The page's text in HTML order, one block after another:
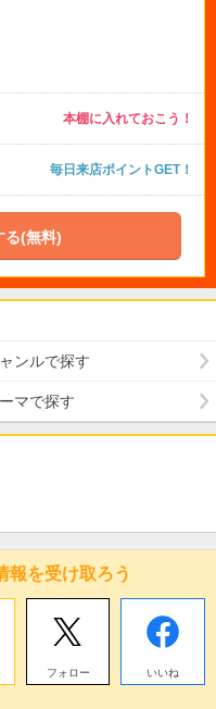
本棚に入れておこう！
毎日来店ポイントGET！
る(無料)
ンルで探す
マで探す
報を受け取ろう
フォロー いいね